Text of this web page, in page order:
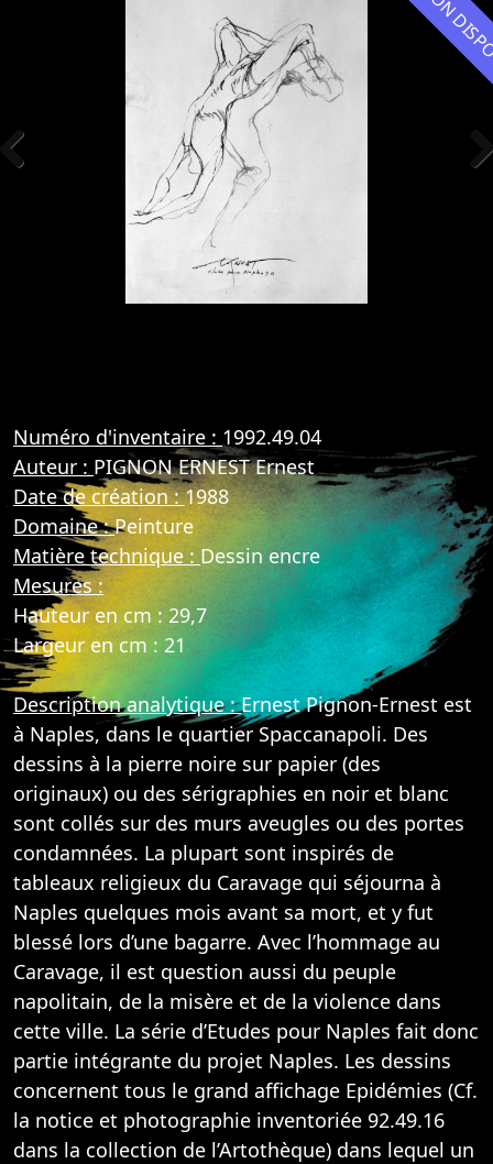
NON
Numéro d'inventaire : 1992.49.04
Auteur : PIGNON ERNEST Ernest
Date de création :1988
Domaine :Peinture
Matière technique : Dessin encre
Mesures :
Hauteur en cm : 29,7
Largeur en cm : 21
Description analytique :Ernest Pignon-Ernest est
à Naples, dans le quartier Spaccanapoli. Des
dessins à la pierre noire sur papier (des
originaux) ou des sérigraphies en noir et blanc
sont collés sur des murs aveugles ou des portes
condamnées. La plupart sont inspirés de
tableaux religieux du Caravage qui séjourna à
Naples quelques mois avant sa mort, et y fut
blessé lors d’une bagarre. Avec l’hommage au
Caravage, il est question aussi du peuple
napolitain, de la misère et de la violence dans
cette ville. La série d’Etudes pour Naples fait donc
partie intégrante du projet Naples. Les dessins
concernent tous le grand affichage Epidémies (Cf.
la notice et photographie inventoriée 92.49.16
dans la collection de l’Artothèque) dans lequel un